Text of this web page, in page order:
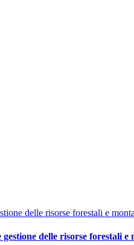
delle risorse forestali e